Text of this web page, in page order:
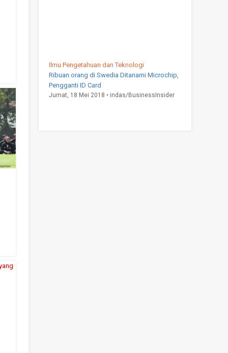
Ilmu Pengetahuan dan Teknologi
Ribuan orang di Swedia Ditanami Microchip,
Pengganti ID Card
Jumat, 18 Mei 2018 • indas/BusinessInsider